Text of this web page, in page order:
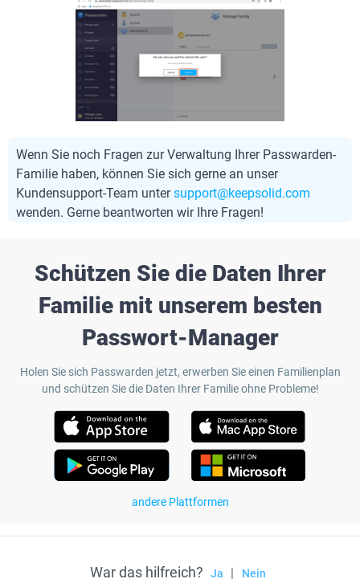
Wenn Sie noch Fragen zur Verwaltung Ihrer Passwarden-
Familie haben, können Sie sich gerne an unser
Kundensupport-Team untersupport@keepsolid.com
wenden. Gerne beantworten wir Ihre Fragen!
Schützen Sie die Daten Ihrer
Familie mit unserem besten
Passwort-Manager
Holen Sie sich Passwarden jetzt, erwerben Sie einen Familienplan
und schützen Sie die Daten Ihrer Familie ohne Probleme!
andere Plattformen
War das hilfreich? Ja Nein